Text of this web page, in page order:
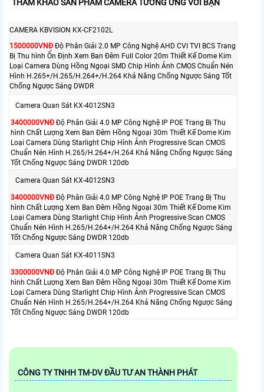
THAM KHẢO SẢN PHẨM CAMERA TƯƠNG ỨNG VỚI BẠN
CAMERA KBVISION KX-CF2102L
1500000VNÐ Độ Phân Giải 2.0 MP Công Nghệ AHD CVI TVI BCS Trang
Bị Thu hình Ổn Định Xem Ban Đêm Full Color 20m Thiết Kế Dome Kim
Loại Camera Dùng Hồng Ngoại SMD Chip Hình Ảnh CMOS Chuẩn Nén
Hình H.265+/H.265/H.264+/H.264 Khả Năng Chống Ngược Sáng Tốt
Chống Ngược Sáng DWDR
Camera Quan Sát KX-4012SN3
3400000VNÐ Độ Phân Giải 4.0 MP Công Nghệ IP POE Trang Bị Thu
hình Chất Lượng Xem Ban Đêm Hồng Ngoại 30m Thiết Kế Dome Kim
Loại Camera Dùng Starlight Chip Hình Ảnh Progressive Scan CMOS
Chuẩn Nén Hình H.265/H.264+/H.264 Khả Năng Chống Ngược Sáng
Tốt Chống Ngược Sáng DWDR 120db
Camera Quan Sát KX-4012SN3
3400000VNÐ Độ Phân Giải 4.0 MP Công Nghệ IP POE Trang Bị Thu
hình Chất Lượng Xem Ban Đêm Hồng Ngoại 30m Thiết Kế Dome Kim
Loại Camera Dùng Starlight Chip Hình Ảnh Progressive Scan CMOS
Chuẩn Nén Hình H.265/H.264+/H.264 Khả Năng Chống Ngược Sáng
Tốt Chống Ngược Sáng DWDR 120db
Camera Quan Sát KX-4011SN3
3300000VNÐ Độ Phân Giải 4.0 MP Công Nghệ IP POE Trang Bị Thu
hình Chất Lượng Xem Ban Đêm Hồng Ngoại 30m Thiết Kế Dome Kim
Loại Camera Dùng Starlight Chip Hình Ảnh Progressive Scan CMOS
Chuẩn Nén Hình H.265/H.264+/H.264 Khả Năng Chống Ngược Sáng
Tốt Chống Ngược Sáng DWDR 120db
CÔNG TY TNHH TM-DV ĐẦU TƯ AN THÀNH PHÁT